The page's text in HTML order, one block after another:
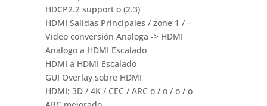
HDCP2.2 support o (2.3)
HDMI Salidas Principales / zone 1 / –
Video conversión Analoga -> HDMI
Analogo a HDMI Escalado
HDMI a HDMI Escalado
GUI Overlay sobre HDMI
HDMI: 3D / 4K / CEC / ARC o / o / o / o